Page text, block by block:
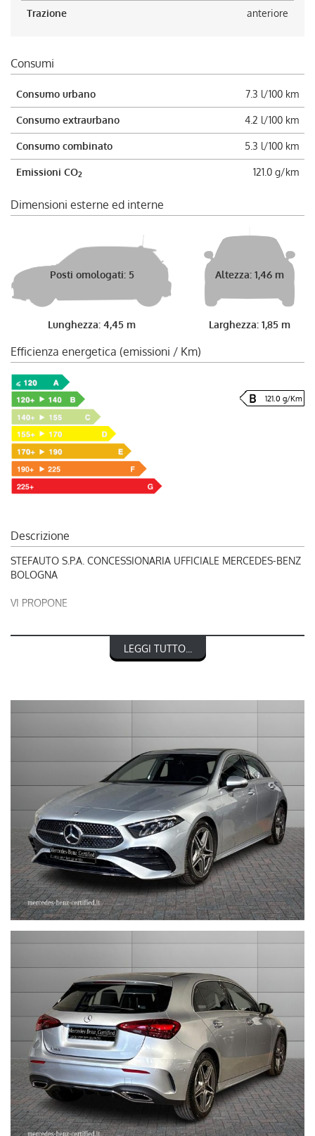
Trazione anteriore
Consumi
Consumo urbano 7.3 l/100 km
Consumo extraurbano 4.2 l/100 km
Consumo combinato 5.3 l/100 km
Emissioni CO2 121.0 g/km
Dimensioni esterne ed interne
Posti omologati: 5
Lunghezza: 4,45 m
Altezza: 1,46 m
Larghezza: 1,85 m
Efficienza energetica (emissioni / Km)
121.0 g/Km
Descrizione
STEFAUTO S.P.A. CONCESSIONARIA UFFICIALE MERCEDES-BENZ
BOLOGNA
VI PROPONE
MERCEDES-BENZ CLASSE A 180 Automatic AMG Line Advanced
nel prezzo è escluso il passaggio di proprietà
FINANZIAMENTO € 3.000)
LA INVITIAMO A SPECIFICARE:
- UN RECAPITO TELEFONICO
- IN CASO DI AUTO DA DARE IN PERMUTA (MODELLO, ANNO DI
IMMATRICOLAZIONE, KM)
STEFAUTO S.P.A.BOLOGNA
VIA BENTINI, 111
sales@stefauto.it - www.stefauto.it
--------------------------------------------------------------------------
Stefauto S.p.a. declina ogni responsabilità per eventuali non
conformità relative ad equipaggiamento, omologazioni anti
inquinamento, accessori, ecc. pubblicate nei diversi portali.
Dette informazioni che non rappresentano in alcun modo un
impegno contrattuale in quanto non ci è possibile intervenire su
eventuali errori di stampa.
LEGGI TUTTO...